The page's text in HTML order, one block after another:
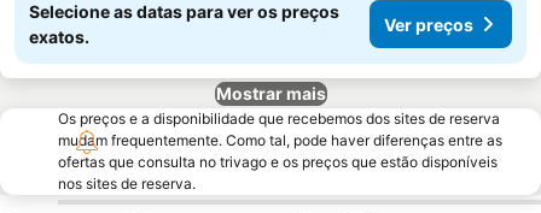
Selecione as datas para ver os preços
exatos.
Ver preços
Mostrar mais
Os preços e a disponibilidade que recebemos dos sites de reserva
mudam frequentemente. Como tal, pode haver diferenças entre as
ofertas que consulta no trivago e os preços que estão disponíveis
nos sites de reserva.